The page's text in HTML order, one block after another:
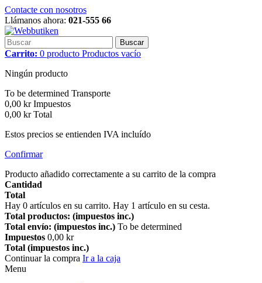
Contacte con nosotros
Llámanos ahora: 021-555 66
Buscar
Carrito: 0 producto Productos vacío
Ningún producto
To be determined Transporte
0,00 kr Impuestos
0,00 kr Total
Estos precios se entienden IVA incluído
Confirmar
Producto añadido correctamente a su carrito de la compra
Cantidad
Total
Hay 0 artículos en su carrito. Hay 1 artículo en su cesta.
Total productos: (impuestos inc.)
Total envío: (impuestos inc.) To be determined
Impuestos 0,00 kr
Total (impuestos inc.)
Continuar la compra Ir a la caja
Menu